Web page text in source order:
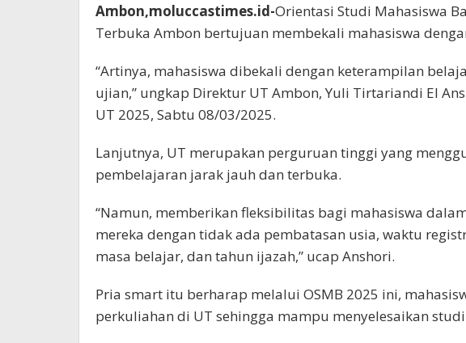
Ambon,moluccastimes.id-Orientasi Studi Mahasiswa
Terbuka Ambon bertujuan membekali mahasiswa
“Artinya, mahasiswa dibekali dengan keterampilan
ujian,” ungkap Direktur UT Ambon, Yuli Tirtariandi El
UT 2025, Sabtu 08/03/2025.
Lanjutnya, UT merupakan perguruan tinggi yang
pembelajaran jarak jauh dan terbuka.
“Namun, memberikan fleksibilitas bagi mahasiswa
mereka dengan tidak ada pembatasan usia, waktu
masa belajar, dan tahun ijazah,” ucap Anshori.
Pria smart itu berharap melalui OSMB 2025 ini,
perkuliahan di UT sehingga mampu menyelesaikan